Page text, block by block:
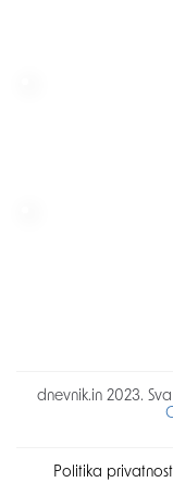
dnevnik.in 2023.
Politika